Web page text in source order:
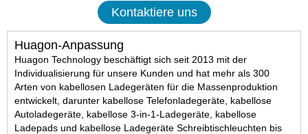
Kontaktiere uns
Huagon-Anpassung
Huagon Technology beschäftigt sich seit 2013 mit der
Individualisierung für unsere Kunden und hat mehr als 300
Arten von kabellosen Ladegeräten für die Massenproduktion
entwickelt, darunter kabellose Telefonladegeräte, kabellose
Autoladegeräte, kabellose 3-in-1-Ladegeräte, kabellose
Ladepads und kabellose Ladegeräte Schreibtischleuchten bis